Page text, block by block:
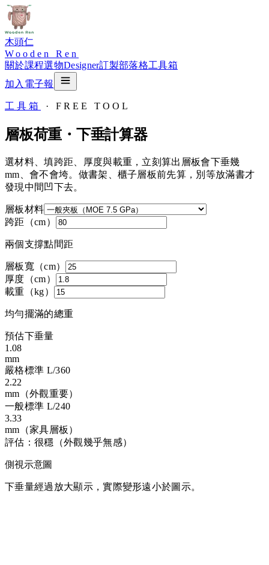
木頭仁
Wooden Ren
關於課程選物Designer訂製部落格工具箱
加入電子報
工具箱 · FREE TOOL
層板荷重・下垂計算器
選材料、填跨距、厚度與載重，立刻算出層板會下垂幾
mm、會不會垮。做書架、櫃子層板前先算，別等放滿書才
發現中間凹下去。
層板材料
跨距（cm）
兩個支撐點間距
層板寬（cm）
厚度（cm）
載重（kg）
均勻擺滿的總重
預估下垂量
1.08
mm
嚴格標準 L/360
2.22
mm（外觀重要）
一般標準 L/240
3.33
mm（家具層板）
評估： 很穩（外觀幾乎無感）
側視示意圖
下垂量經過放大顯示，實際變形遠小於圖示。